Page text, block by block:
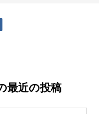
最近の投稿